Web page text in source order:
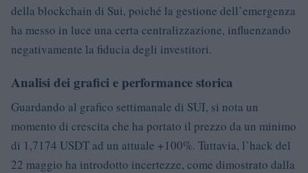
della blockchain di Sui, poiché la gestione dell’emergenza
ha messo in luce una certa centralizzazione, influenzando
negativamente la fiducia degli investitori.
Analisi dei grafici e performance storica
Guardando al grafico settimanale di SUI, si nota un
momento di crescita che ha portato il prezzo da un minimo
di 1,7174 USDT ad un attuale +100%. Tuttavia, l’hack del
22 maggio ha introdotto incertezze, come dimostrato dalla